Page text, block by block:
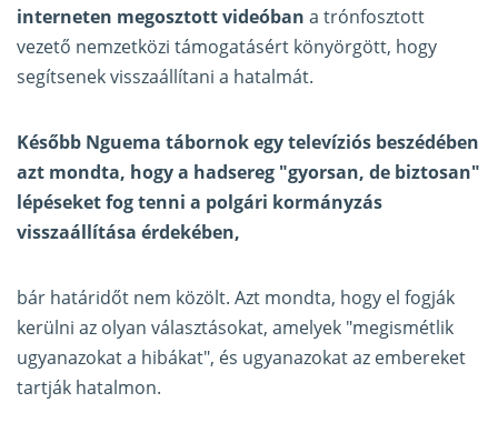
interneten megosztott videóban a trónfosztott
vezető nemzetközi támogatásért könyörgött, hogy
segítsenek visszaállítani a hatalmát.
Később Nguema tábornok egy televíziós beszédében
azt mondta, hogy a hadsereg "gyorsan, de biztosan"
lépéseket fog tenni a polgári kormányzás
visszaállítása érdekében,
bár határidőt nem közölt. Azt mondta, hogy el fogják
kerülni az olyan választásokat, amelyek "megismétlik
ugyanazokat a hibákat", és ugyanazokat az embereket
tartják hatalmon.